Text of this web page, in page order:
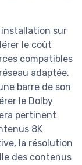
installation sur
le coût
compatibles
adaptée.
barre de son
le Dolby
pertinent
8K
la résolution
des contenus